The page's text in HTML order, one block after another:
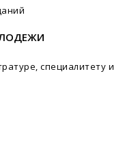
специалитету и